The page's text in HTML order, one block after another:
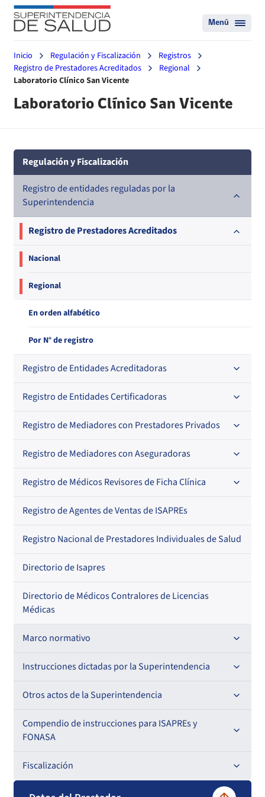
Menú
Inicio Regulación y Fiscalización
Registros
Registro de Prestadores Acreditados
Regional
Laboratorio Clínico San Vicente
Laboratorio Clínico San Vicente
Regulación y Fiscalización
Registro de entidades reguladas por la
Superintendencia
Registro de Prestadores Acreditados
Nacional
Regional
En orden alfabético
Por N° de registro
Registro de Entidades Acreditadoras
En orden alfabético
Por N° de registro
Regional
Registro de Entidades Certificadoras
Por orden alfabético
Por N° de registro
Registro de Mediadores con Prestadores Privados
Por orden alfabético
Por N° de registro
Por profesión
Regional
Registro de Mediadores con Aseguradoras
Regional
Por orden alfabético
Por profesión
Registro de Médicos Revisores de Ficha Clínica
Regional
Por orden alfabético
Por especialidad
Registro de Agentes de Ventas de ISAPREs
Registro Nacional de Prestadores Individuales de Salud
Directorio de Isapres
Directorio de Médicos Contralores de Licencias
Médicas
Marco normativo
Leyes
Decretos con Fuerza de Ley
Decretos
Instrucciones dictadas por la Superintendencia
Para ISAPREs y FONASA
Circulares
Resoluciones
Para Prestadores Institucionales
Circulares internas
Circulares
Para Entidades Certificadoras
Otros actos de la Superintendencia
Antecedentes preparatorios de normas que afecten a
EMT Ley N° 20.416
Comisión Evaluadora de Licitaciones Públicas
Convenios de colaboración
Compendio de instrucciones para ISAPREs y
FONASA
Compendio Beneficios
Compendio de Archivos Maestros
Fiscalización
Informes de fiscalización